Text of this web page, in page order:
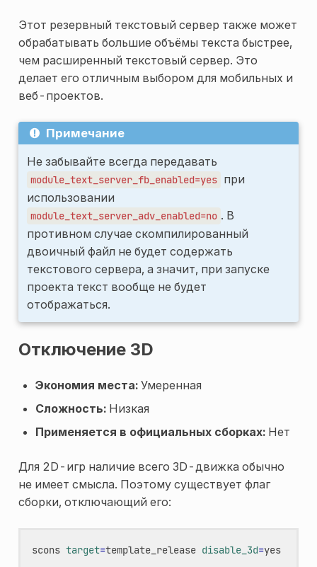
Этот резервный текстовый сервер также может
обрабатывать большие объёмы текста быстрее,
чем расширенный текстовый сервер. Это
делает его отличным выбором для мобильных и
веб-проектов.
Примечание
Не забывайте всегда передавать
module_text_server_fb_enabled=yes при
использовании
module_text_server_adv_enabled=no . В
противном случае скомпилированный
двоичный файл не будет содержать
текстового сервера, а значит, при запуске
проекта текст вообще не будет
отображаться.
Отключение 3D
Экономия места:Умеренная
Сложность:Низкая
Применяется в официальных сборках:Нет
Для 2D-игр наличие всего 3D-движка обычно
не имеет смысла. Поэтому существует флаг
сборки, отключающий его:
scons target=template_release disable_3d= yes